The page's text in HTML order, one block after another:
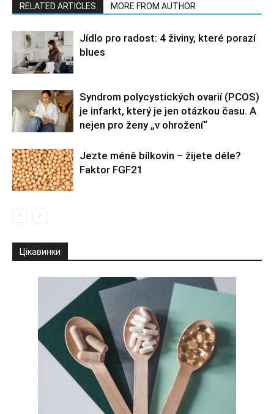
RELATED ARTICLES MORE FROM AUTHOR
Jídlo pro radost: 4 živiny, které porazí
blues
Syndrom polycystických ovarií (PCOS)
je infarkt, který je jen otázkou času. A
nejen pro ženy „v ohrožení“
Jezte méně bílkovin – žijete déle?
Faktor FGF21
Цікавинки